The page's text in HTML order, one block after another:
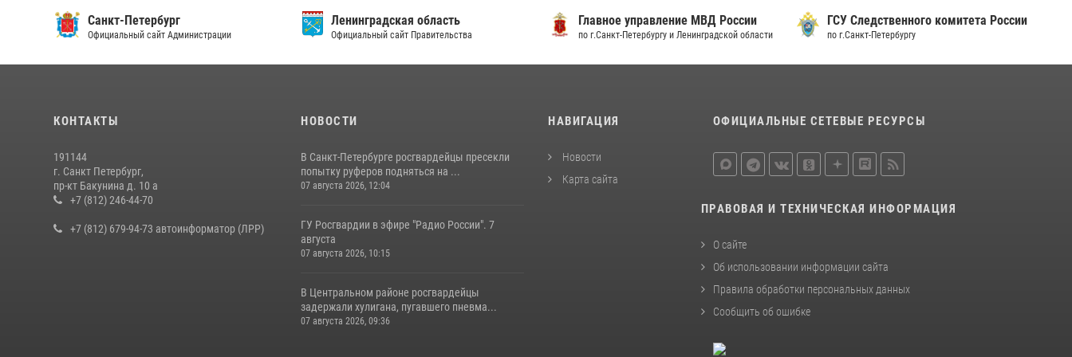
15 июля 2026, 10:50
работе круглого стола на III Международном
клуба «Умные каникулы»
Санкт-Петербург
Официальный сайт Администрации
Ленинградская область
Официальный сайт Правительства
Главное управление МВД России
по г.Санкт-Петербургу и Ленинградской области
ГСУ Следственного комитета России
по г.Санкт-Петербургу
КОНТАКТЫ
191144
г. Санкт Петербург,
пр-кт Бакунина д. 10 а
+7 (812) 246-44-70
+7 (812) 679-94-73 автоинформатор (ЛРР)
НОВОСТИ
В Санкт-Петербурге росгвардейцы пресекли
попытку руферов подняться на ...
07 августа 2026, 12:04
ГУ Росгвардии в эфире "Радио России". 7
августа
07 августа 2026, 10:15
В Центральном районе росгвардейцы
задержали хулигана, пугавшего пневма...
07 августа 2026, 09:36
НАВИГАЦИЯ
Новости
Карта сайта
ОФИЦИАЛЬНЫЕ СЕТЕВЫЕ РЕСУРСЫ
ПРАВОВАЯ И ТЕХНИЧЕСКАЯ ИНФОРМАЦИЯ
О сайте
Об использовании информации сайта
Правила обработки персональных данных
Сообщить об ошибке